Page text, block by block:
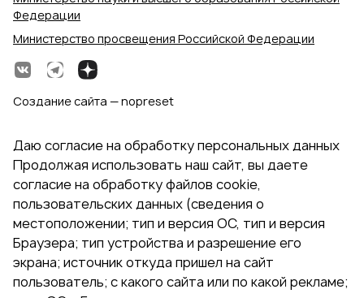
Федерации
Министерство просвещения Российской Федерации
Создание сайта — nopreset
Даю согласие на обработку персональных данных
Продолжая использовать наш сайт, вы даете
согласие на обработку файлов cookie,
пользовательских данных (сведения о
местоположении; тип и версия ОС, тип и версия
Браузера; тип устройства и разрешение его
экрана; источник откуда пришел на сайт
пользователь; с какого сайта или по какой рекламе;